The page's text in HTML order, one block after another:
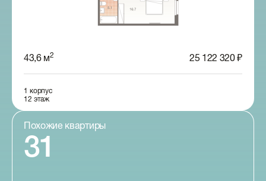
43,6 м2 25 122 320 ₽
1 корпус
12 этаж
Похожие квартиры
31